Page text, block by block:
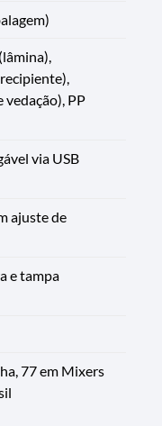
vedação), PP
via USB
ajuste de
e tampa
77 em Mixers